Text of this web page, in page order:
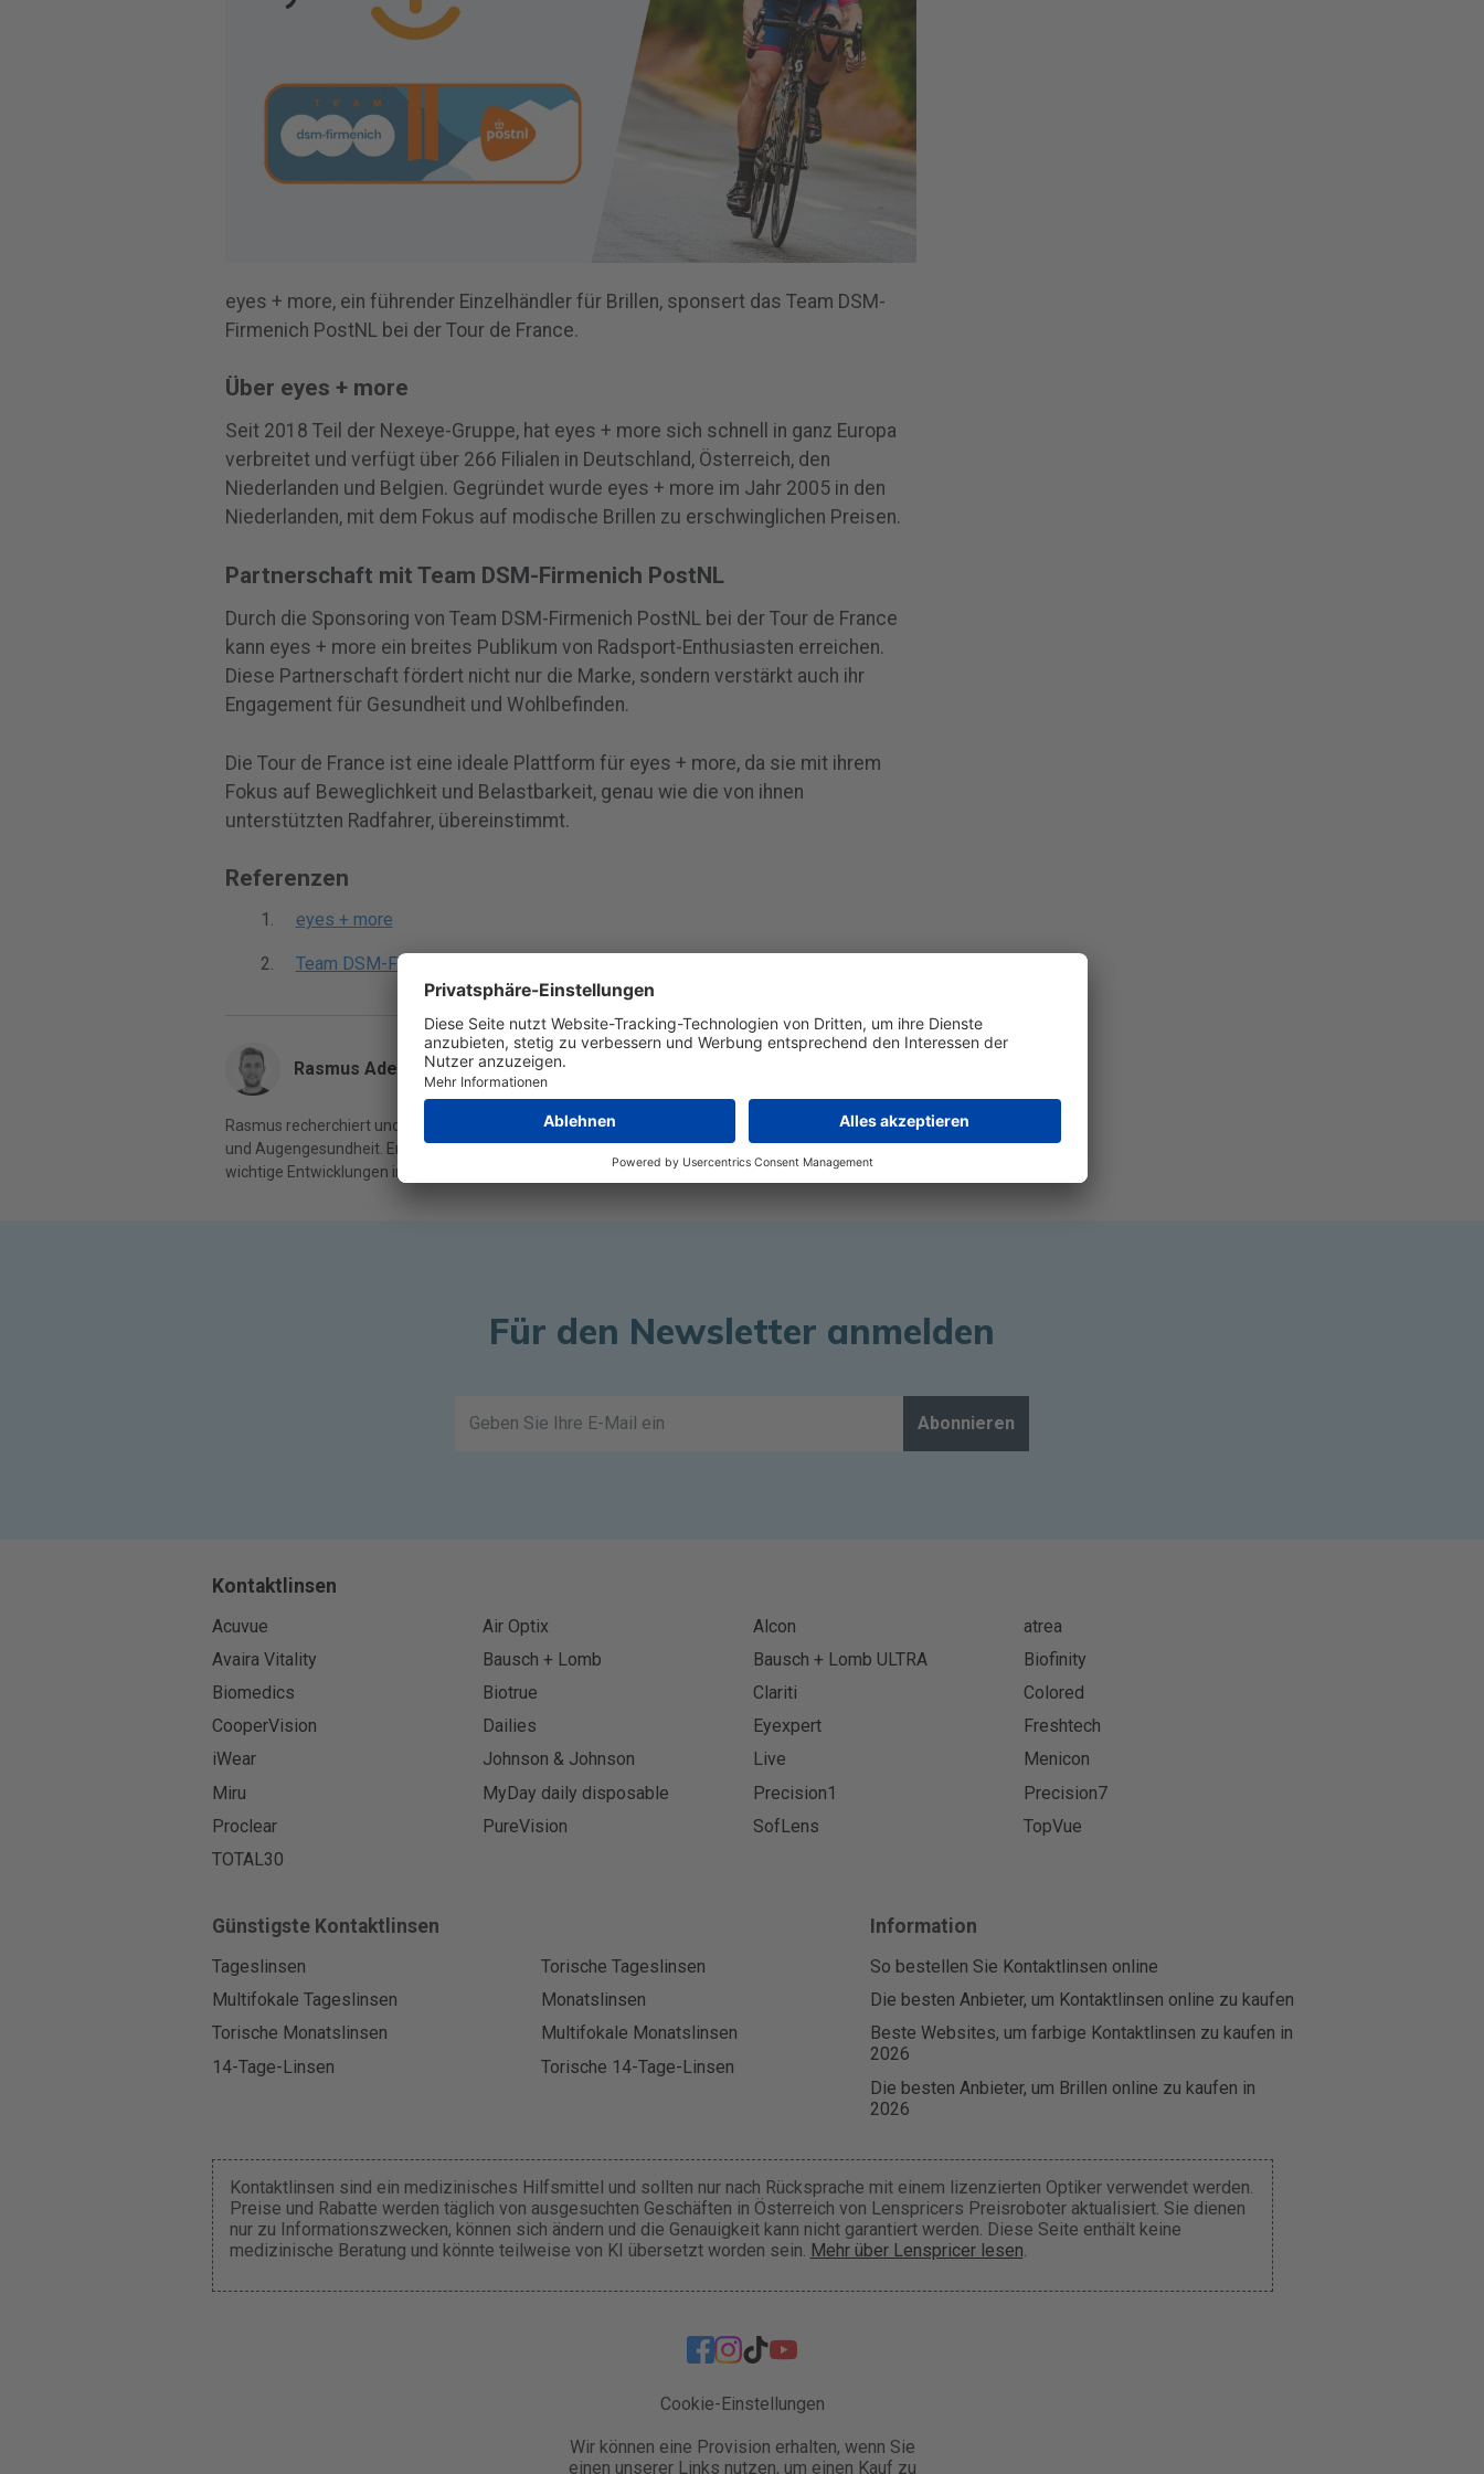
eyes + more, ein führender Einzelhändler für Brillen, sponsert das Team DSM-
Firmenich PostNL bei der Tour de France.
Über eyes + more
Seit 2018 Teil der Nexeye-Gruppe, hat eyes + more sich schnell in ganz Europa
verbreitet und verfügt über 266 Filialen in Deutschland, Österreich, den
Niederlanden und Belgien. Gegründet wurde eyes + more im Jahr 2005 in den
Niederlanden, mit dem Fokus auf modische Brillen zu erschwinglichen Preisen.
Partnerschaft mit Team DSM-Firmenich PostNL
Durch die Sponsoring von Team DSM-Firmenich PostNL bei der Tour de France
kann eyes + more ein breites Publikum von Radsport-Enthusiasten erreichen.
Diese Partnerschaft fördert nicht nur die Marke, sondern verstärkt auch ihr
Engagement für Gesundheit und Wohlbefinden.
Die Tour de France ist eine ideale Plattform für eyes + more, da sie mit ihrem
Fokus auf Beweglichkeit und Belastbarkeit, genau wie die von ihnen
unterstützten Radfahrer, übereinstimmt.
Referenzen
eyes + more
Team DSM-Firmenich PostNL Partners
Rasmus Adeltoft
Rasmus recherchiert und schreibt über die neuesten Trends und Nachrichten im Bereich Sehkraft
und Augengesundheit. Er liefert klare und verlässliche Informationen, die den Lesern helfen, über
wichtige Entwicklungen in diesem Bereich informiert zu bleiben.
Für den Newsletter anmelden
Abonnieren
Kontaktlinsen
Acuvue Air Optix Alcon
atrea
Avaira Vitality
Bausch + Lomb Bausch + Lomb ULTRA
Biofinity
Biomedics
Biotrue Clariti
Colored
CooperVision
Dailies Eyexpert
Freshtech
iWear
Johnson & Johnson Live
Menicon
Miru
MyDay daily disposable Precision1
Precision7
Proclear
PureVision SofLens
TopVue
TOTAL30
Günstigste Kontaktlinsen
Tageslinsen
Torische Tageslinsen
Multifokale Tageslinsen
Monatslinsen
Torische Monatslinsen
Multifokale Monatslinsen
14-Tage-Linsen
Torische 14-Tage-Linsen
Information
So bestellen Sie Kontaktlinsen online
Die besten Anbieter, um Kontaktlinsen online zu kaufen
Beste Websites, um farbige Kontaktlinsen zu kaufen in
2026
Die besten Anbieter, um Brillen online zu kaufen in
2026
Kontaktlinsen sind ein medizinisches Hilfsmittel und sollten nur nach Rücksprache mit einem lizenzierten Optiker verwendet werden.
Preise und Rabatte werden täglich von ausgesuchten Geschäften in Österreich von Lenspricers Preisroboter aktualisiert. Sie dienen
nur zu Informationszwecken, können sich ändern und die Genauigkeit kann nicht garantiert werden. Diese Seite enthält keine
medizinische Beratung und könnte teilweise von KI übersetzt worden sein. Mehr über Lenspricer lesen.
Cookie-Einstellungen
Wir können eine Provision erhalten, wenn Sie
einen unserer Links nutzen, um einen Kauf zu